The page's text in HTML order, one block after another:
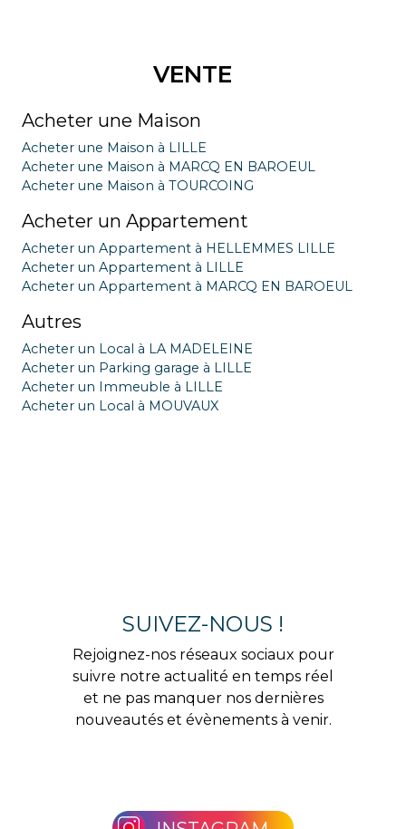
VENTE
Acheter une Maison
Acheter une Maison à LILLE
Acheter une Maison à MARCQ EN BAROEUL
Acheter une Maison à TOURCOING
Acheter un Appartement
Acheter un Appartement à HELLEMMES LILLE
Acheter un Appartement à LILLE
Acheter un Appartement à MARCQ EN BAROEUL
Autres
Acheter un Local à LA MADELEINE
Acheter un Parking garage à LILLE
Acheter un Immeuble à LILLE
Acheter un Local à MOUVAUX
SUIVEZ-NOUS !
Rejoignez-nos réseaux sociaux pour
suivre notre actualité en temps réel
et ne pas manquer nos dernières
nouveautés et évènements à venir.